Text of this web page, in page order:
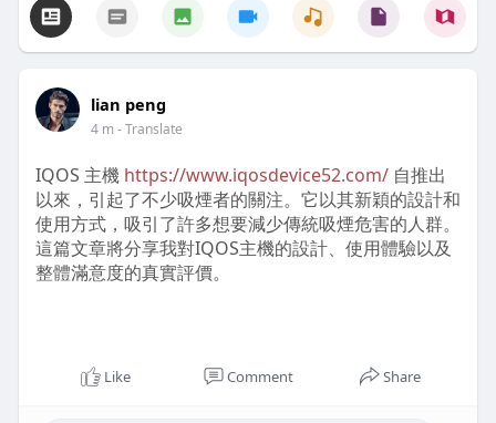
lian peng
4 m- Translate
IQOS 主機 https://www.iqosdevice52.com/自推出
以來，引起了不少吸煙者的關注。它以其新穎的設計和
使用方式，吸引了許多想要減少傳統吸煙危害的人群。
這篇文章將分享我對IQOS主機的設計、使用體驗以及
整體滿意度的真實評價。
IQOS主機的設計優缺點是什麼？
首先談到IQOS機器
https://www.iqosdevice52.com/
Like Comment Share